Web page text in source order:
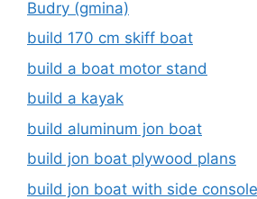
Budry (gmina)
build 170 cm skiff boat
build a boat motor stand
build a kayak
build aluminum jon boat
build jon boat plywood plans
build jon boat with side console